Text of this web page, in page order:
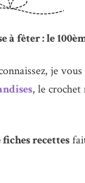
à fêter : le
je
, le crochet
recettes